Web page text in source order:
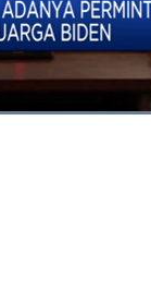
#donald trump